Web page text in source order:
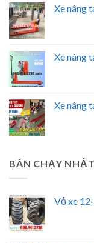
Xe nâng
Xe nâng
Xe nâng
BÁN CHẠY NHẤT
Vỏ xe